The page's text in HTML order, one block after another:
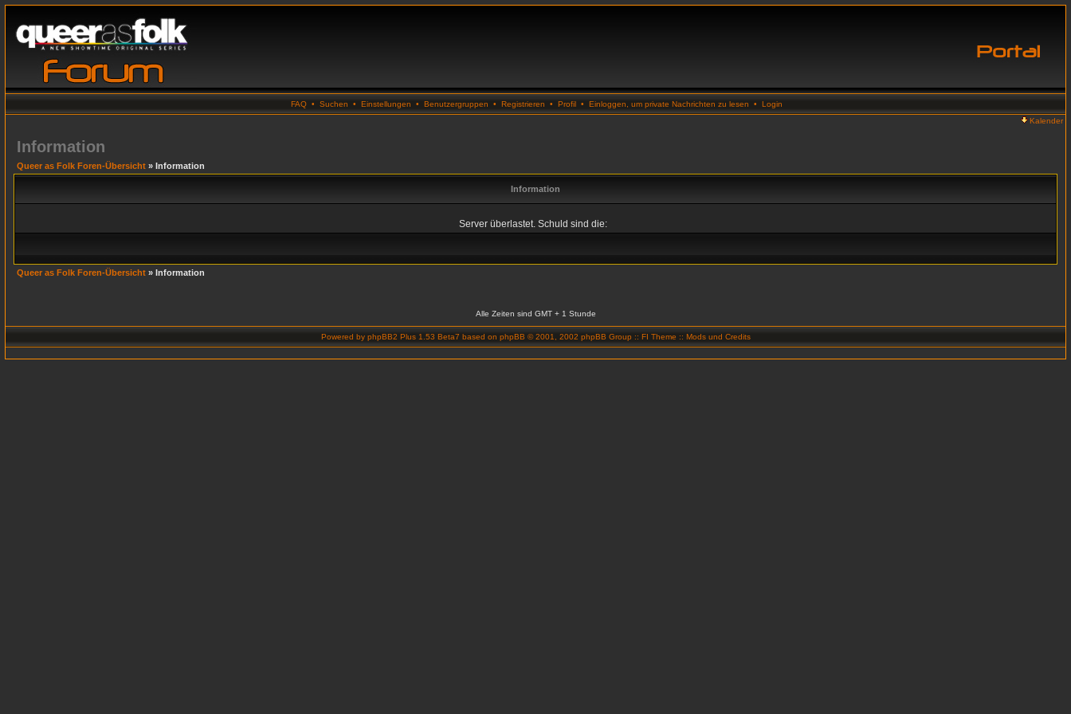
FAQ • Suchen • Einstellungen • Benutzergruppen • Registrieren • Profil • Einloggen, um private Nachrichten zu lesen • Login
Kalender
Information
Queer as Folk Foren-Übersicht » Information
Information
Server überlastet. Schuld sind die:
Queer as Folk Foren-Übersicht » Information
Alle Zeiten sind GMT + 1 Stunde
Powered by phpBB2 Plus 1.53 Beta7 based on phpBB © 2001, 2002 phpBB Group :: FI Theme :: Mods und Credits